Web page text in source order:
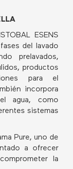
ESENS
del lavado
prelavados,
productos
para el
incorpora
agua, como
sistemas
Pure, uno de
a ofrecer
la